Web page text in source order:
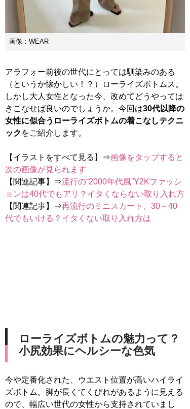
画像：WEAR
アラフォー前後の世代にとっては馴染みのある
（というか懐かしい！？）ローライズボトムス。
しかし大人女性となった今、改めてどうやっては
きこなせば良いのでしょうか。今回は30代以降の
女性に似合うローライズボトムの着こなしテクニ
ック をご紹介します。
【イラストをすべて見る】⇒画像をタップすると
次の画像が見られます
【関連記事】⇒流行の“2000年代風”Y2Kファッシ
ョンは40代でもアリ？イタくならない取り入れ方
【関連記事】⇒再流行のミニスカート、30～40
代でもいける？イタくない取り入れ方は
ローライズボトムの魅力って？
小尻効果にヘルシーな色気
今や定番化された、ウエスト位置が高いハイライ
ズボトム。脚が長くてくびれがあるように見える
ので、幅広い世代の女性から支持されていまし